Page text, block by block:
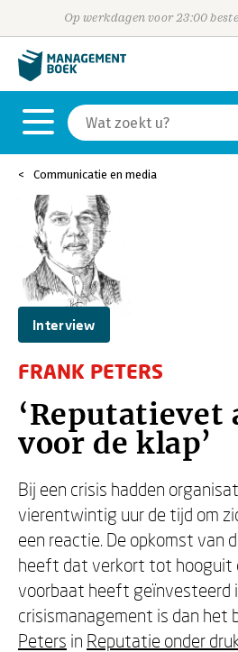
Op werkdagen voor 23:00
Communicatie en media
Interview
FRANK PETERS
‘Reputatievet
voor de klap’
Bij een crisis hadden
vierentwintig uur de tijd om
een reactie. De opkomst van
heeft dat verkort tot hooguit
voorbaat heeft geïnvesteerd
crisismanagement is dan het
Peters in Reputatie onder